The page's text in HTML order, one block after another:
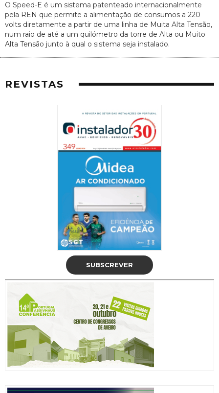
O Speed-E é um sistema patenteado internacionalmente
pela REN que permite a alimentação de consumos a 220
volts diretamente a partir de uma linha de Muita Alta Tensão,
num raio de até a um quilómetro da torre de Alta ou Muito
Alta Tensão junto à qual o sistema seja instalado.
REVISTAS
SUBSCREVER